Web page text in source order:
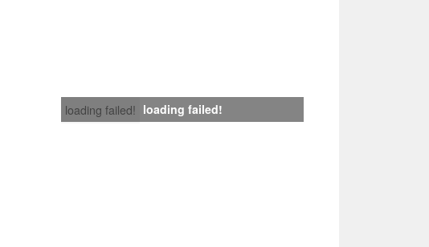
loading failed! loading failed!